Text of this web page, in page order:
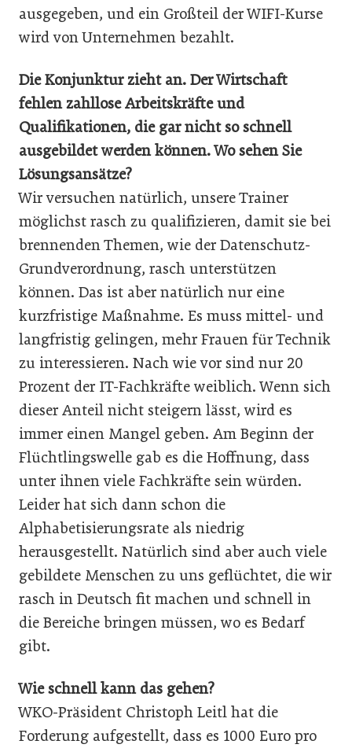
ausgegeben, und ein Großteil der WIFI-Kurse
wird von Unternehmen bezahlt.
Die Konjunktur zieht an. Der Wirtschaft
fehlen zahllose Arbeitskräfte und
Qualifikationen, die gar nicht so schnell
ausgebildet werden können. Wo sehen Sie
Lösungsansätze?
Wir versuchen natürlich, unsere Trainer
möglichst rasch zu qualifizieren, damit sie bei
brennenden Themen, wie der Datenschutz-
Grundverordnung, rasch unterstützen
können. Das ist aber natürlich nur eine
kurzfristige Maßnahme. Es muss mittel- und
langfristig gelingen, mehr Frauen für Technik
zu interessieren. Nach wie vor sind nur 20
Prozent der IT-Fachkräfte weiblich. Wenn sich
dieser Anteil nicht steigern lässt, wird es
immer einen Mangel geben. Am Beginn der
Flüchtlingswelle gab es die Hoffnung, dass
unter ihnen viele Fachkräfte sein würden.
Leider hat sich dann schon die
Alphabetisierungsrate als niedrig
herausgestellt. Natürlich sind aber auch viele
gebildete Menschen zu uns geflüchtet, die wir
rasch in Deutsch fit machen und schnell in
die Bereiche bringen müssen, wo es Bedarf
gibt.
Wie schnell kann das gehen?
WKO-Präsident Christoph Leitl hat die
Forderung aufgestellt, dass es 1000 Euro pro